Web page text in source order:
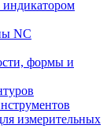
NC
формы и
измерительных